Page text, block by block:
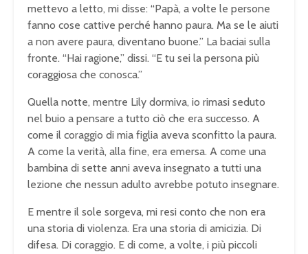
mettevo a letto, mi disse: “Papà, a volte le persone
fanno cose cattive perché hanno paura. Ma se le aiuti
a non avere paura, diventano buone.” La baciai sulla
fronte. “Hai ragione,” dissi. “E tu sei la persona più
coraggiosa che conosca.”
Quella notte, mentre Lily dormiva, io rimasi seduto
nel buio a pensare a tutto ciò che era successo. A
come il coraggio di mia figlia aveva sconfitto la paura.
A come la verità, alla fine, era emersa. A come una
bambina di sette anni aveva insegnato a tutti una
lezione che nessun adulto avrebbe potuto insegnare.
E mentre il sole sorgeva, mi resi conto che non era
una storia di violenza. Era una storia di amicizia. Di
difesa. Di coraggio. E di come, a volte, i più piccoli